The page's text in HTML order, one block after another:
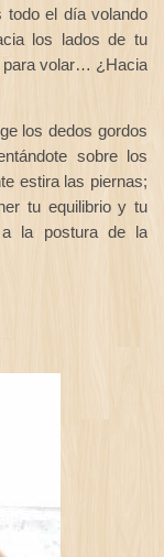
todo el día volando
los lados de tu
para volar… ¿Hacia
los dedos gordos
sobre los
estira las piernas;
tu equilibrio y tu
a la postura de la